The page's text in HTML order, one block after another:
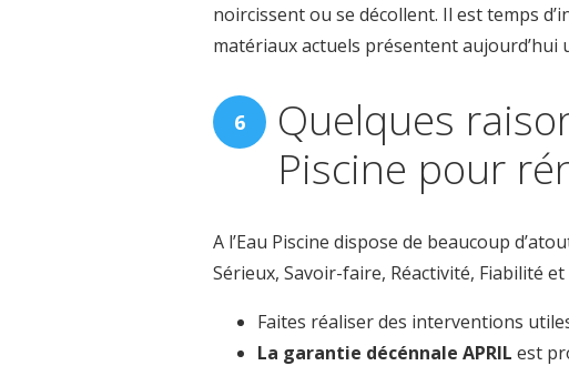
noircissent ou se décollent. Il est temps
matériaux actuels présentent aujourd’hui
Quelques
Piscine pour
A l’Eau Piscine dispose de beaucoup
Sérieux, Savoir-faire, Réactivité, Fiabilité
Faites réaliser des interventions
La garantie décénnale APRIL est